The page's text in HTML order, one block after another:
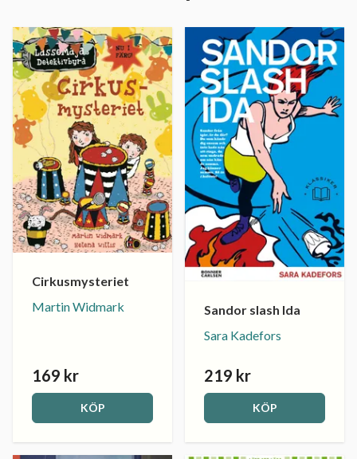
Cirkusmysteriet
Martin Widmark
169 kr
KÖP
Sandor slash Ida
Sara Kadefors
219 kr
KÖP